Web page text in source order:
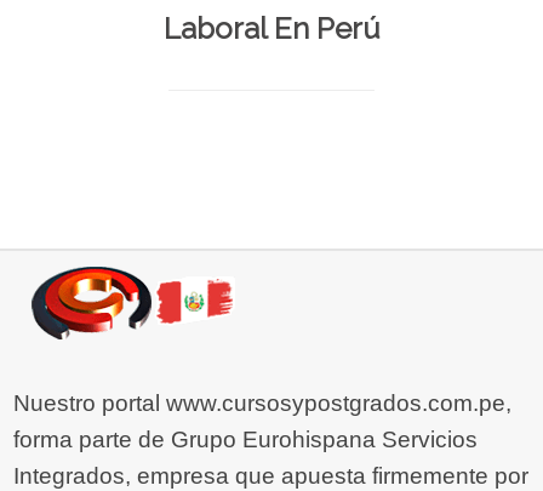
Laboral En Perú
Nuestro portal www.cursosypostgrados.com.pe,
forma parte de Grupo Eurohispana Servicios
Integrados, empresa que apuesta firmemente por